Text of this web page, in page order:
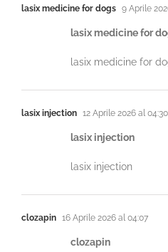
lasix medicine for dogs 9 Aprile
lasix medicine for
lasix medicine for
lasix injection 12 Aprile 2026 al 04:30
lasix injection
lasix injection
clozapin 16 Aprile 2026 al 04:07
clozapin